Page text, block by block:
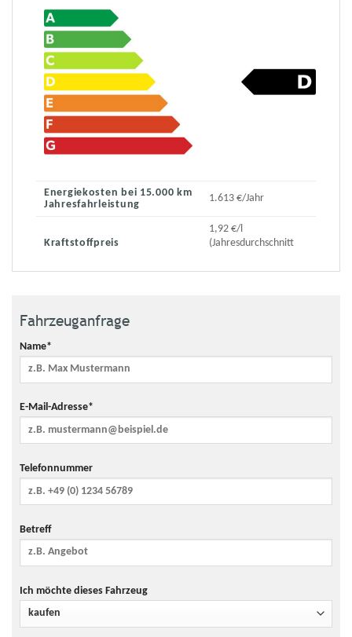
Energiekosten bei 15.000 km
Jahresfahrleistung
1.613 €/Jahr
Kraftstoffpreis
1,92 €/l
(Jahresdurchschnitt
km/Jahr)
angenommenen
durchschnittlichen CO₂-
Anzahl Sitzplätze
Getriebe Automatik
Farbe Weiss
Fahrzeuganfrage
Name*
E-Mail-Adresse*
Telefonnummer
Betreff
Ich möchte dieses Fahrzeug